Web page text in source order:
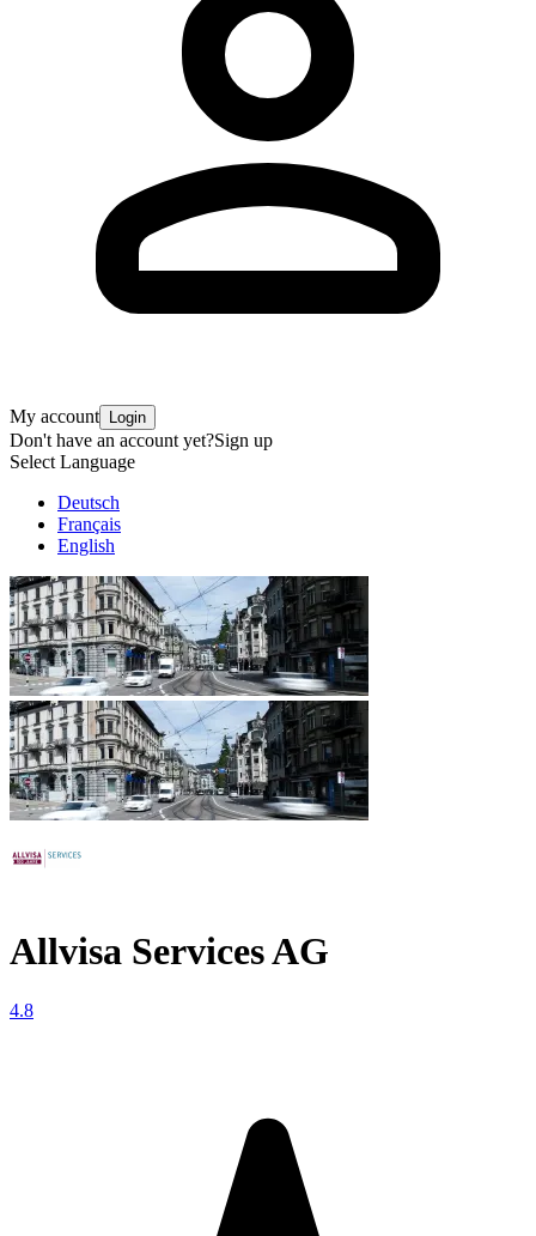
My account Login
Don't have an account yet?Sign up
Select Language
Deutsch
Français
English
Allvisa Services AG
4.8